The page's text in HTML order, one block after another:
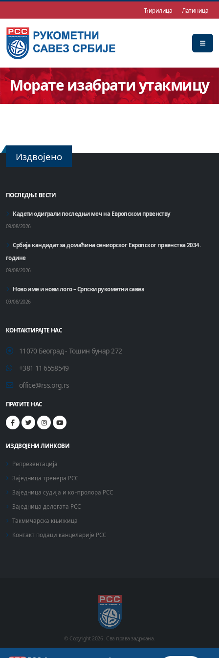
Ћирилица Латиница
Морате изабрати утакмицу
Издвојено
ПОСЛЕДЊЕ ВЕСТИ
Кадети одиграли последњи меч на Европском првенству
09/08/2026
Србија кандидат за домаћинa сениорског Европског првенства 2034.
године
09/08/2026
Ново име и нови лого – Српски рукометни савез
09/08/2026
КОНТАКТИРАЈТЕ НАС
11070 Београд - Тошин бунар 272
+381 11 6558549
office@rss.org.rs
ПРАТИТЕ НАС
ИЗДВОЈЕНИ ЛИНКОВИ
Репрезентација
Заједница тренера РСС
Заједница судија и контролора РСС
Заједница делегата РСС
Такмичарска књижица
Контакт подаци канцеларије РСС
© Copyright2026 . Сва права задржана.